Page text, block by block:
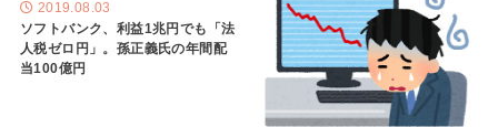
2019.08.03
ソフトバンク、利益1兆円でも「法
人税ゼロ円」。孫正義氏の年間配
当100億円